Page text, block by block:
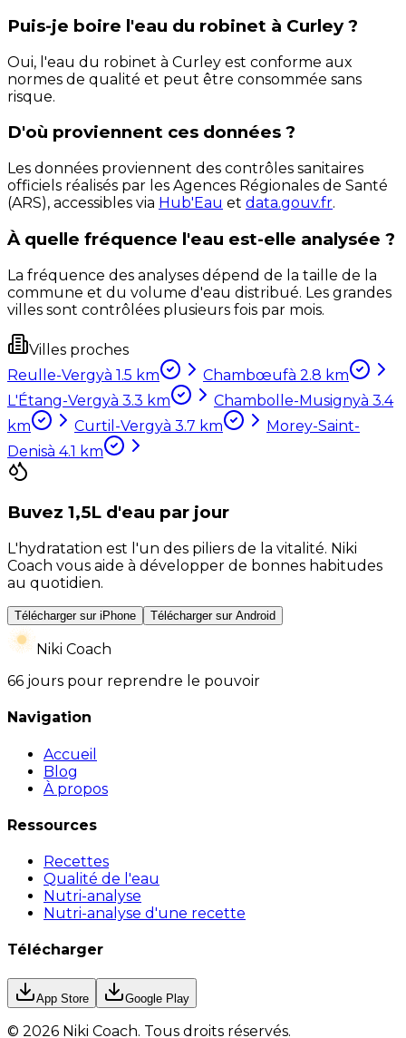
Puis-je boire l'eau du robinet à Curley ?
Oui, l'eau du robinet à Curley est conforme aux
normes de qualité et peut être consommée sans
risque.
D'où proviennent ces données ?
Les données proviennent des contrôles sanitaires
officiels réalisés par les Agences Régionales de Santé
(ARS), accessibles via Hub'Eau et data.gouv.fr.
À quelle fréquence l'eau est-elle analysée ?
La fréquence des analyses dépend de la taille de la
commune et du volume d'eau distribué. Les grandes
villes sont contrôlées plusieurs fois par mois.
Villes proches
Reulle-Vergyà 1.5 km Chambœufà 2.8 km
L'Étang-Vergyà 3.3 km Chambolle-Musignyà 3.4
km
Curtil-Vergyà 3.7 km
Morey-Saint-
Denisà 4.1 km
Buvez 1,5L d'eau par jour
L'hydratation est l'un des piliers de la vitalité. Niki
Coach vous aide à développer de bonnes habitudes
au quotidien.
Télécharger sur iPhone Télécharger sur Android
Niki Coach
66 jours pour reprendre le pouvoir
Navigation
Accueil
Blog
À propos
Ressources
Recettes
Qualité de l'eau
Nutri-analyse
Nutri-analyse d'une recette
Télécharger
App Store Google Play
© 2026 Niki Coach. Tous droits réservés.